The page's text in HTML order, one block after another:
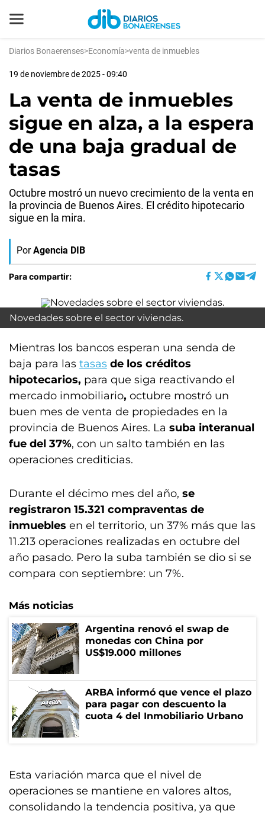
Diarios Bonaerenses>Economía>venta de inmuebles
19 de noviembre de 2025 - 09:40
La venta de inmuebles
sigue en alza, a la espera
de una baja gradual de
tasas
Octubre mostró un nuevo crecimiento de la venta en
la provincia de Buenos Aires. El crédito hipotecario
sigue en la mira.
Por Agencia DIB
Para compartir:
Novedades sobre el sector viviendas.
Mientras los bancos esperan una senda de
baja para las tasas de los créditos
hipotecarios, para que siga reactivando el
mercado inmobiliario, octubre mostró un
buen mes de venta de propiedades en la
provincia de Buenos Aires. La suba interanual
fue del 37%, con un salto también en las
operaciones crediticias.
Durante el décimo mes del año, se
registraron 15.321 compraventas de
inmuebles en el territorio, un 37% más que las
11.213 operaciones realizadas en octubre del
año pasado. Pero la suba también se dio si se
compara con septiembre: un 7%.
Más noticias
Argentina renovó el swap de
monedas con China por
US$19.000 millones
ARBA informó que vence el plazo
para pagar con descuento la
cuota 4 del Inmobiliario Urbano
Esta variación marca que el nivel de
operaciones se mantiene en valores altos,
consolidando la tendencia positiva, ya que